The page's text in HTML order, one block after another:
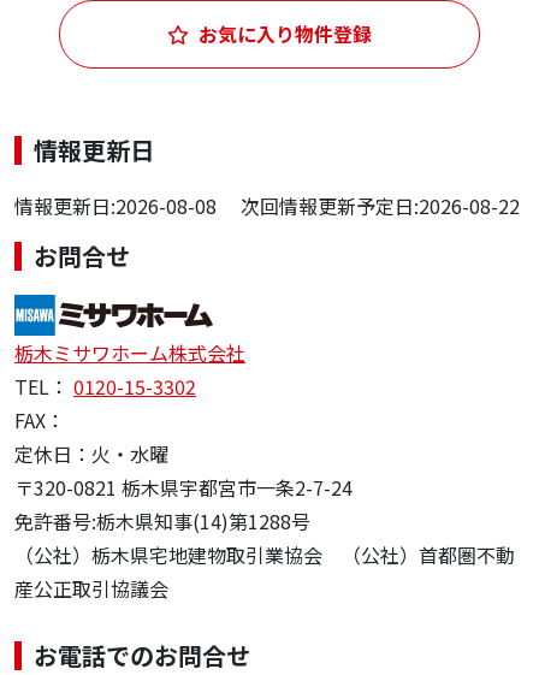
お気に入り物件登録
情報更新日
情報更新日:2026-08-08 次回情報更新予定日:2026-08-22
お問合せ
栃木ミサワホーム株式会社
TEL： 0120-15-3302
FAX：
定休日：火・水曜
〒320-0821 栃木県宇都宮市一条2-7-24
免許番号:栃木県知事(14)第1288号
（公社）栃木県宅地建物取引業協会 （公社）首都圏不動
産公正取引協議会
お電話でのお問合せ